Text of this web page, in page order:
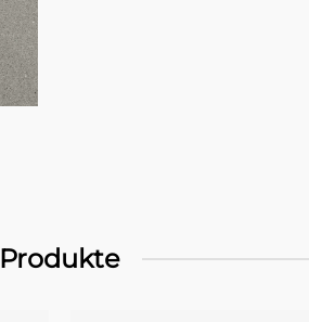
Produkte